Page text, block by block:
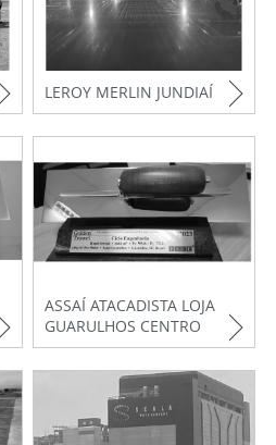
LEROY MERLIN JUNDIAÍ
ASSAÍ ATACADISTA LOJA
GUARULHOS CENTRO